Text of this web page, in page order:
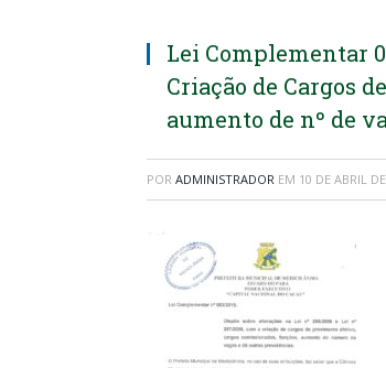
Lei Complementar
Criação de Cargos
aumento de nº de
POR ADMINISTRADOR EM 10 DE ABRIL